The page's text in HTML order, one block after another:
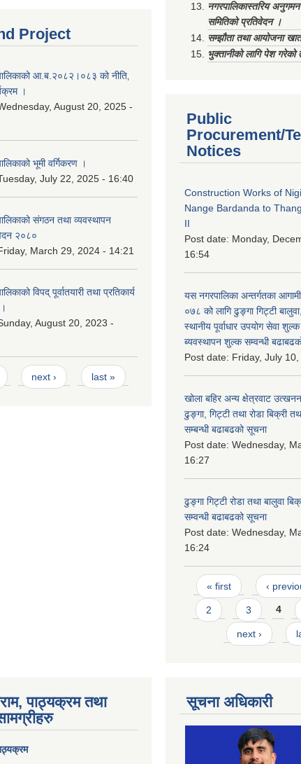
Project
आ.ब.२०८२।०८३ को नीति‚
।
August 20, 2025 -
भूमी वर्गिकरण ।
July 22, 2025 - 16:40
संगठन तथा व्यवस्थापन
२०८०
March 29, 2024 - 14:21
विपद् पूर्वातयारी तथा प्रतिकार्य
August 20, 2023 -
next › last »
नगरपालिकास्तरिय
समितिको प्रतिवेदन ।
सम्झौता तथा आयोजना
भुक्तानीको लागि पेश गरेको
Public
Procurement/
Notices
Construction Works of
Nange Bardanda to
II
Post date: Monday,
16:54
यस नगरपालिका अन्तर्गतका
०७८ को लागि ढुङ्गा गिट्टी
स्थानीय पूर्वाधार उपयोग सेवा
ब्यवस्थापन शुल्क सम्वन्धी
Post date: Friday, July
खोला बहिर अन्य क्षेत्रवाट
ढुङ्गा, गिट्टी तथा रोडा बिक्री
सम्बन्धी बढाबढको सूचना
Post date: Wednesday,
16:27
ढुङ्गा गिट्टी रोडा तथा बालुवा
सम्वन्धी बढाबढको सूचना
Post date: Wednesday,
16:24
Pages
« first ‹
2 3 4
next ›
पाठ्यक्रम तथा
सूचना अधिकारी